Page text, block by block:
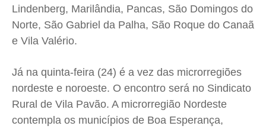
Termos de Uso
Privacidade
Termos de Uso
Privacidade
Termos de Uso
Privacidade
Termos de Uso
Privacidade
Lindenberg, Marilândia, Pancas, São Domingos do
Norte, São Gabriel da Palha, São Roque do Canaã
e Vila Valério.
Já na quinta-feira (24) é a vez das microrregiões
nordeste e noroeste. O encontro será no Sindicato
Rural de Vila Pavão. A microrregião Nordeste
contempla os municípios de Boa Esperança,